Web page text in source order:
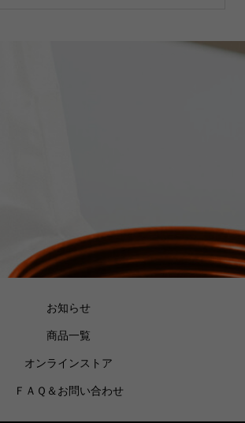
お知らせ
商品一覧
オンラインストア
ＦＡＱ＆お問い合わせ